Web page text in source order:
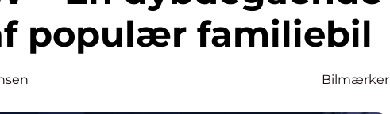
populær familiebil
Bilmærker